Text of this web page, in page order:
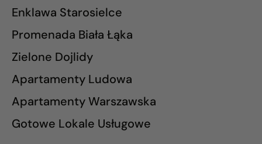
Enklawa Starosielce
Promenada Biała Łąka
Zielone Dojlidy
Apartamenty Ludowa
Apartamenty Warszawska
Gotowe Lokale Usługowe